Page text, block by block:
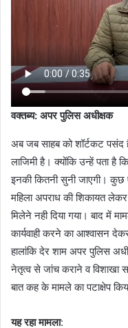
वक्तब्य: अपर पुलिस अधीक्षक
अब जब साहब को शॉर्टकट पसंद
लाजिमी है। क्योंकि उन्हें पता है
इनकी कितनी सुनी जाएगी। कुछ
महिला अपराध की शिकायत लेकर
मिलेने नही दिया गया। बाद में
कार्यवाही करने का आश्वासन
हालांकि देर शाम अपर पुलिस
नेतृत्व से जांच कराने व विशाखा
बात कह के मामले का पटाक्षेप
यह रहा मामला: